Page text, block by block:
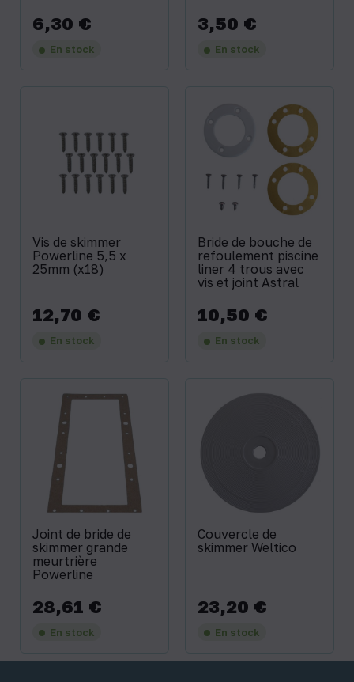
Prix
6,30 €
En stock
Prix
3,50 €
En stock
Vis de skimmer
Powerline 5,5 x
25mm (x18)
Prix
12,70 €
En stock
Bride de bouche de
refoulement piscine
liner 4 trous avec
vis et joint Astral
Prix
10,50 €
En stock
Joint de bride de
skimmer grande
meurtrière
Powerline
Prix
28,61 €
En stock
Couvercle de
skimmer Weltico
Prix
23,20 €
En stock